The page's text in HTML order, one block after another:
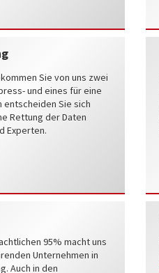
Sie von uns zwei
und eines für eine
entscheiden Sie sich
Rettung der Daten
Experten.
95% macht uns
Unternehmen in
Auch in den